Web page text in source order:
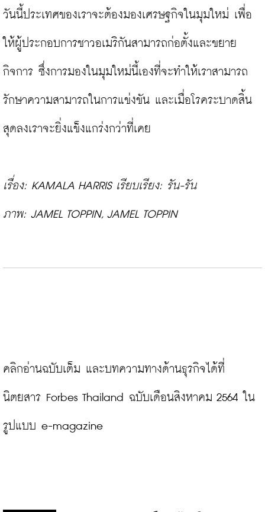
วันนี้ประเทศของเราจะต้องมองเศรษฐกิจในมุมใหม่ เพื่อ
ให้ผู้ประกอบการชาวอเมริกันสามารถก่อตั้งและขยาย
กิจการ ซึ่งการมองในมุมใหม่นี้เองที่จะทำให้เราสามารถ
รักษาความสามารถในการแข่งขัน และเมื่อโรคระบาดสิ้น
สุดลงเราจะยิ่งแข็งแกร่งกว่าที่เคย
เรื่อง: KAMALA HARRIS เรียบเรียง: รัน-รัน
ภาพ: JAMEL TOPPIN, JAMEL TOPPIN
คลิกอ่านฉบับเต็ม และบทความทางด้านธุรกิจได้ที่
นิตยสาร Forbes Thailand ฉบับเดือนสิงหาคม 2564 ใน
รูปแบบ e-magazine